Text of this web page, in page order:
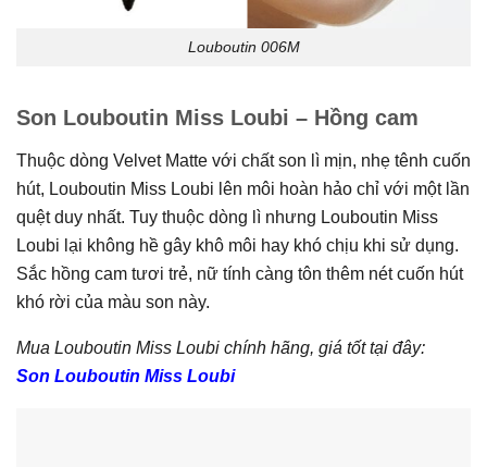
Louboutin 006M
Son Louboutin Miss Loubi – Hồng cam
Thuộc dòng Velvet Matte với chất son lì mịn, nhẹ tênh cuốn
hút, Louboutin Miss Loubi lên môi hoàn hảo chỉ với một lần
quệt duy nhất. Tuy thuộc dòng lì nhưng Louboutin Miss
Loubi lại không hề gây khô môi hay khó chịu khi sử dụng.
Sắc hồng cam tươi trẻ, nữ tính càng tôn thêm nét cuốn hút
khó rời của màu son này.
Mua Louboutin Miss Loubi chính hãng, giá tốt tại đây:
Son Louboutin Miss Loubi